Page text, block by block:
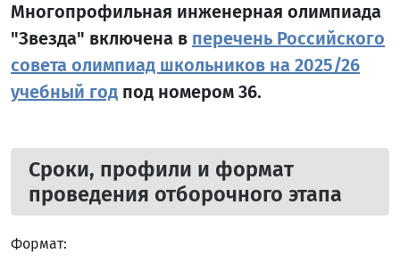
Многопрофильная инженерная олимпиада
"Звезда" включена в перечень Российского
совета олимпиад школьников на 2025/26
учебный год под номером 36.
Сроки, профили и формат
проведения отборочного этапа
Формат: